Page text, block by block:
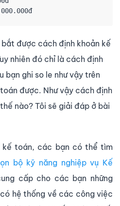
được cách định khoản kế
nhiên đó chỉ là cách định
bạn ghi so le như vậy trên
được. Như vậy cách định
nào? Tôi sẽ giải đáp ở bài
kế toán, các bạn có thể tìm
bộ kỹ năng nghiệp vụ Kế
cấp cho các bạn những
hệ thống về các công việc